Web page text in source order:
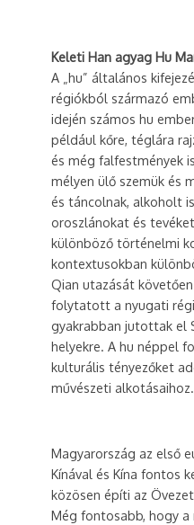
Keleti Han agyag Hu
A „hu” általános
régiókból származó
idején számos hu
például kőre, téglára
és még falfestmények
mélyen ülő szemük és
és táncolnak, alkoholt
oroszlánokat és
különböző történelmi
kontextusokban
Qian utazását
folytatott a nyugati
gyakrabban jutottak el
helyekre. A hu néppel
kulturális tényezőket
művészeti alkotásaihoz.
Magyarország az első
Kínával és Kína fontos
közösen építi az
Még fontosabb, hogy